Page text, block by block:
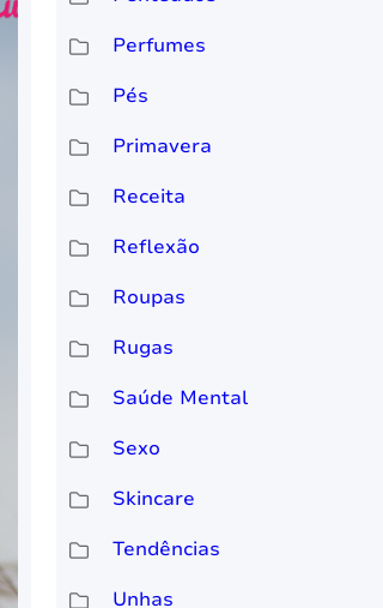
Perfumes
Pés
Primavera
Receita
Reflexão
Roupas
Rugas
Saúde Mental
Sexo
Skincare
Tendências
Unhas